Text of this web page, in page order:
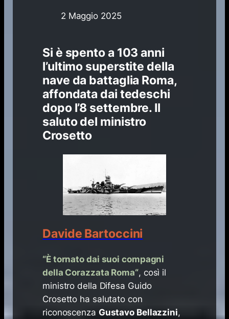
2 Maggio 2025
Si è spento a 103 anni
l’ultimo superstite della
nave da battaglia Roma,
affondata dai tedeschi
dopo l’8 settembre. Il
saluto del ministro
Crosetto
Davide Bartoccini
“È tornato dai suoi compagni
della Corazzata Roma“, così il
ministro della Difesa Guido
Crosetto ha salutato con
riconoscenza Gustavo Bellazzini,